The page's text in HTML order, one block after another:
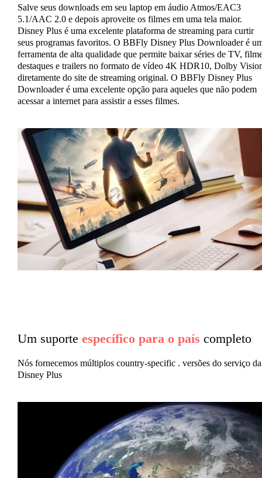
Salve seus downloads em seu laptop em áudio Atmos/EAC3
5.1/AAC 2.0 e depois aproveite os filmes em uma tela maior.
Disney Plus é uma excelente plataforma de streaming para curtir
seus programas favoritos. O BBFly Disney Plus Downloader é
ferramenta de alta qualidade que permite baixar séries de TV,
destaques e trailers no formato de vídeo 4K HDR10, Dolby
diretamente do site de streaming original. O BBFly Disney Plus
Downloader é uma excelente opção para aqueles que não podem
acessar a internet para assistir a esses filmes.
Um suporte específico para o país completo
Nós fornecemos múltiplos country-specific . versões do serviço da
Disney Plus